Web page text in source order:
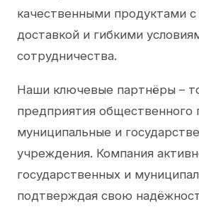
качественными продуктами
доставкой и гибкими
сотрудничества.
Наши ключевые партнёры –
предприятия общественного
муниципальные и
учреждения. Компания
государственных и
подтверждая свою